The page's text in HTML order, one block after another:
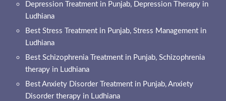
Depression Treatment in Punjab, Depression Therapy in
Ludhiana
Best Stress Treatment in Punjab, Stress Management in
Ludhiana
Best Schizophrenia Treatment in Punjab, Schizophrenia
therapy in Ludhiana
Best Anxiety Disorder Treatment in Punjab, Anxiety
Disorder therapy in Ludhiana